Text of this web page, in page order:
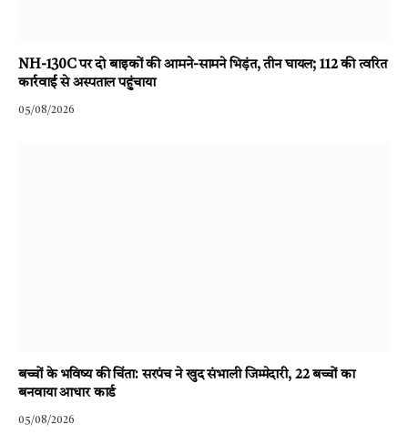
NH-130C पर दो बाइकों की आमने-सामने भिड़ंत, तीन घायल; 112 की त्वरित
कार्रवाई से अस्पताल पहुंचाया
05/08/2026
बच्चों के भविष्य की चिंता: सरपंच ने खुद संभाली जिम्मेदारी, 22 बच्चों का
बनवाया आधार कार्ड
05/08/2026